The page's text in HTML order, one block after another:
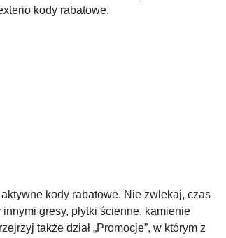
kody rabatowe.
kody rabatowe. Nie zwlekaj, czas
gresy, płytki ścienne, kamienie
także dział „Promocje”, w którym z